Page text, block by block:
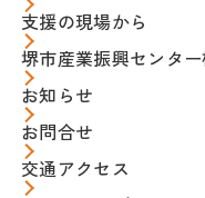
支援の現場から
堺市産業振興センタ
お知らせ
お問合せ
交通アクセス